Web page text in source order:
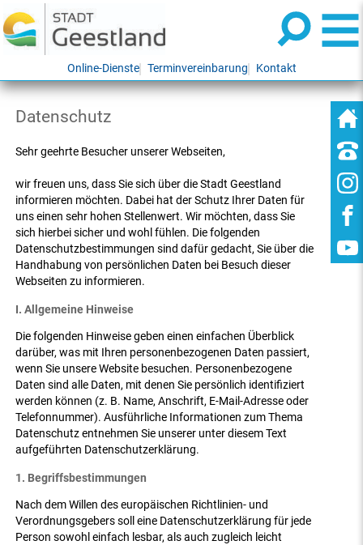
Online-Dienste Terminvereinbarung Kontakt
Datenschutz
Sehr geehrte Besucher unserer Webseiten,
wir freuen uns, dass Sie sich über die Stadt Geestland
informieren möchten. Dabei hat der Schutz Ihrer Daten für
uns einen sehr hohen Stellenwert. Wir möchten, dass Sie
sich hierbei sicher und wohl fühlen. Die folgenden
Datenschutzbestimmungen sind dafür gedacht, Sie über die
Handhabung von persönlichen Daten bei Besuch dieser
Webseiten zu informieren.
I. Allgemeine Hinweise
Die folgenden Hinweise geben einen einfachen Überblick
darüber, was mit Ihren personenbezogenen Daten passiert,
wenn Sie unsere Website besuchen. Personenbezogene
Daten sind alle Daten, mit denen Sie persönlich identifiziert
werden können (z. B. Name, Anschrift, E-Mail-Adresse oder
Telefonnummer). Ausführliche Informationen zum Thema
Datenschutz entnehmen Sie unserer unter diesem Text
aufgeführten Datenschutzerklärung.
1. Begriffsbestimmungen
Nach dem Willen des europäischen Richtlinien- und
Verordnungsgebers soll eine Datenschutzerklärung für jede
Person sowohl einfach lesbar, als auch zugleich leicht